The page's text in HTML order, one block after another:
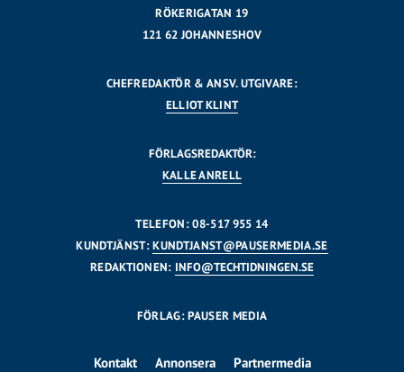
RÖKERIGATAN 19
121 62 JOHANNESHOV
CHEFREDAKTÖR & ANSV. UTGIVARE:
ELLIOT KLINT
FÖRLAGSREDAKTÖR:
KALLE ANRELL
TELEFON: 08-517 955 14
KUNDTJÄNST:KUNDTJANST@PAUSERMEDIA.SE
REDAKTIONEN: INFO@TECHTIDNINGEN.SE
FÖRLAG: PAUSER MEDIA
Kontakt Annonsera Partnermedia